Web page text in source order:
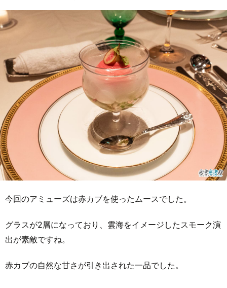
今回のアミューズは赤カブを使ったムースでした。
グラスが2層になっており、雲海をイメージしたスモーク演
出が素敵ですね。
赤カブの自然な甘さが引き出された一品でした。